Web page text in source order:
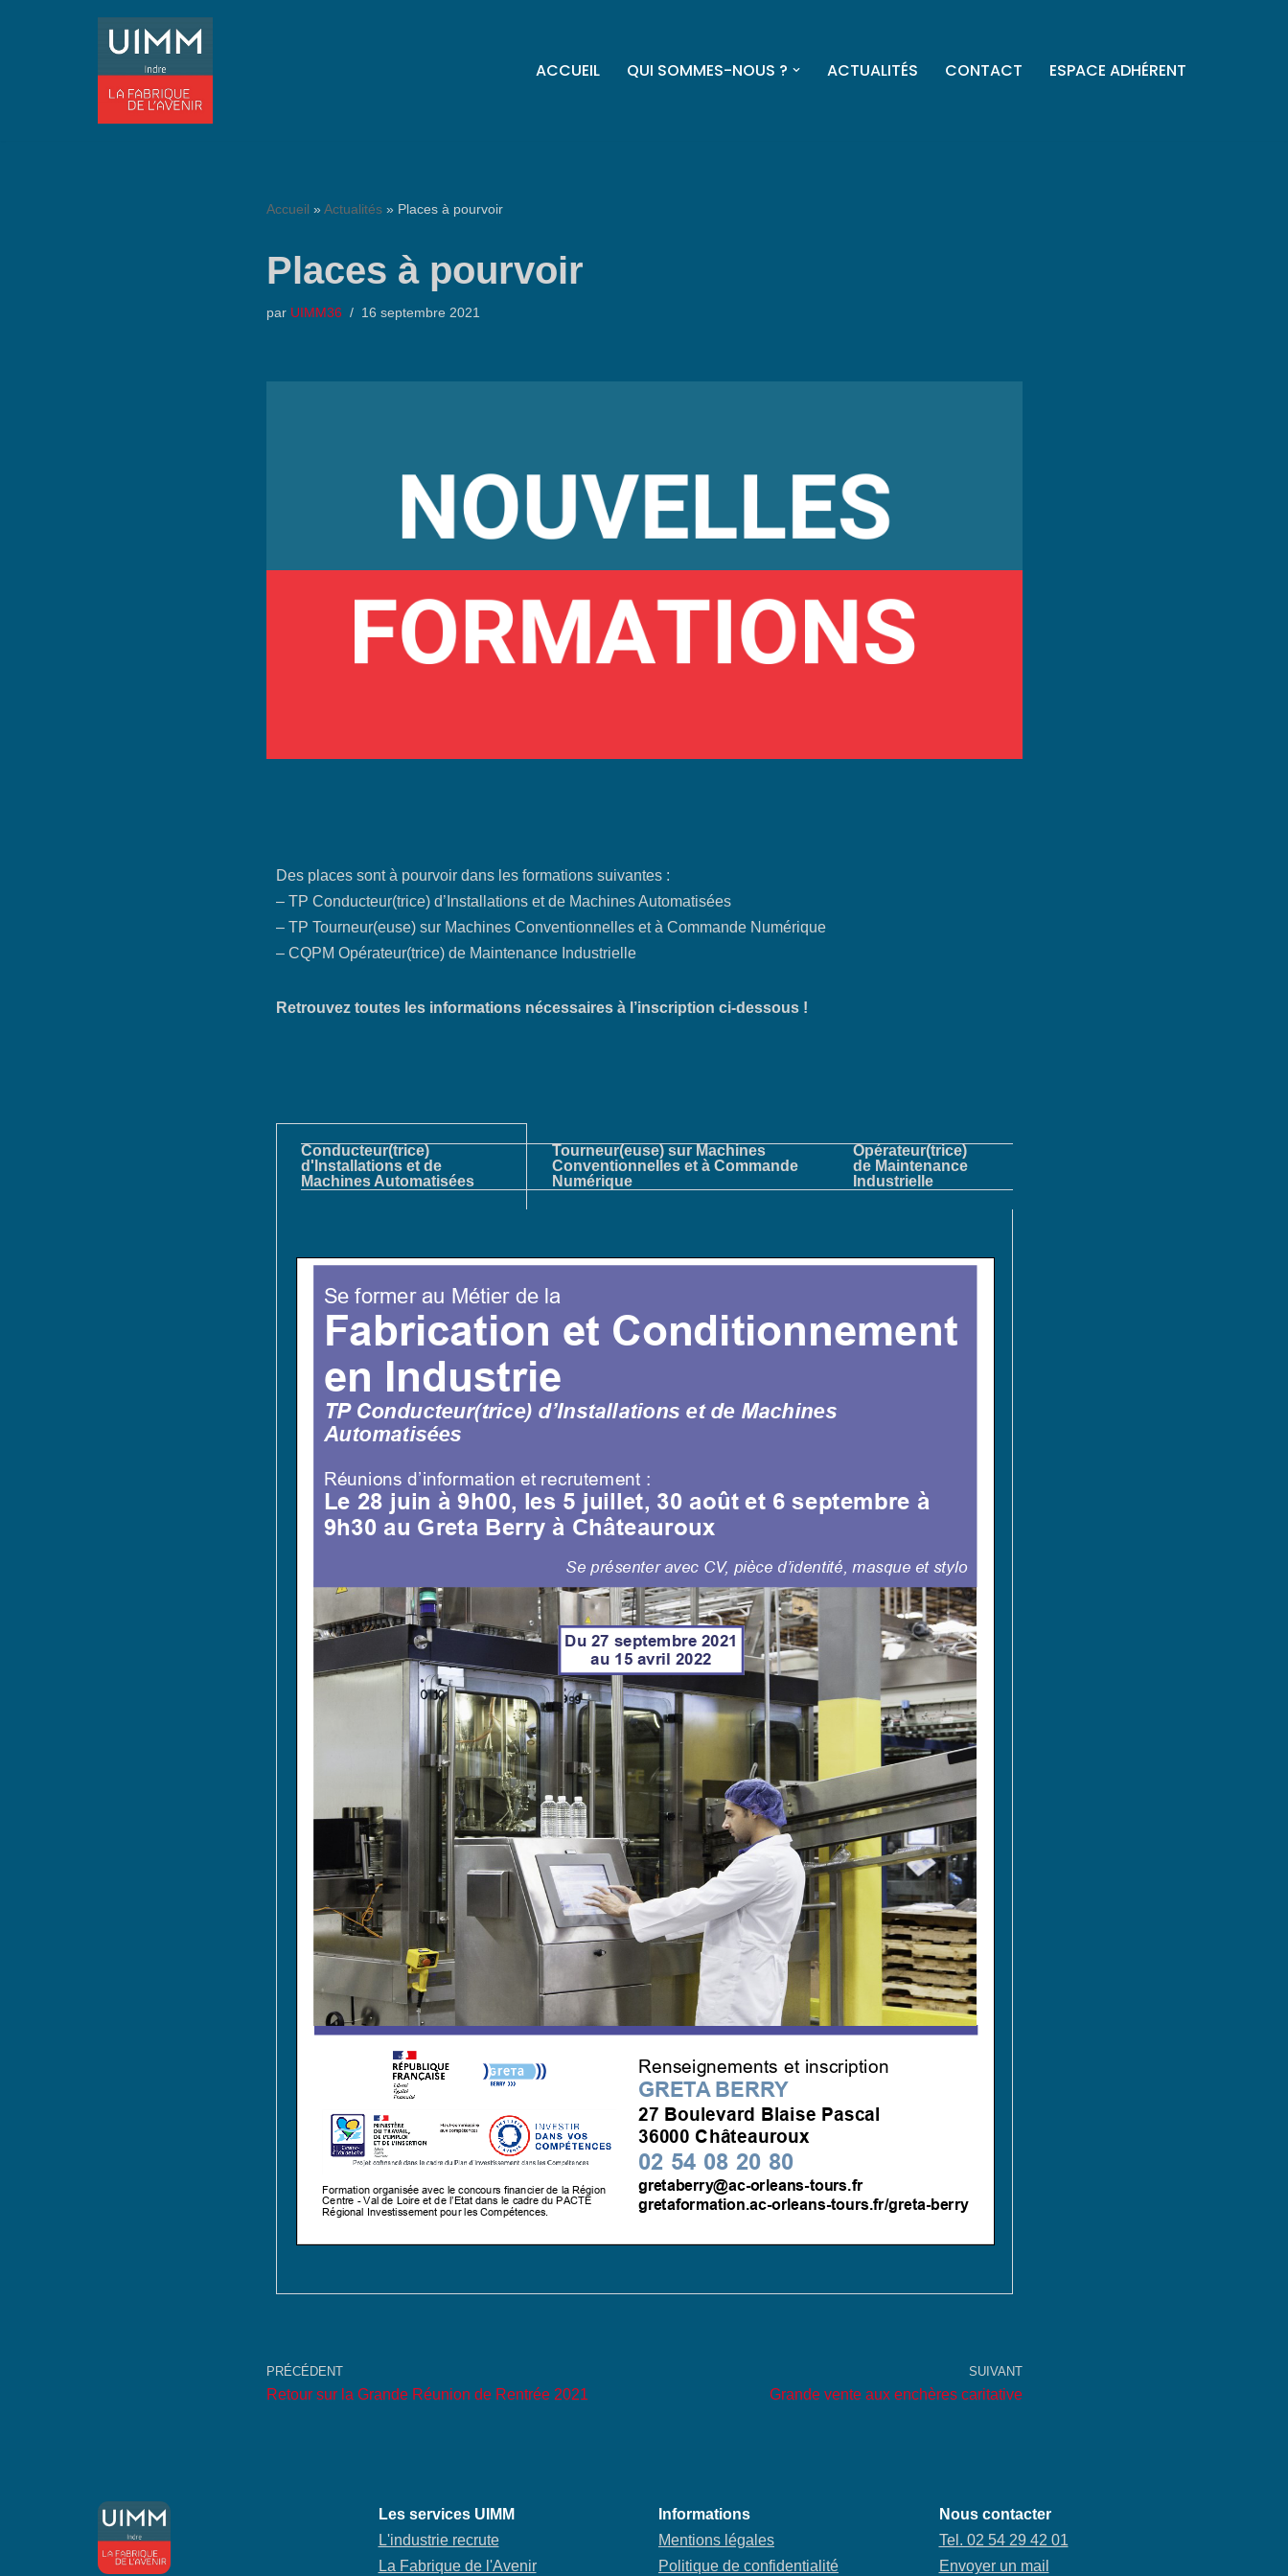
ACCUEIL QUI SOMMES-NOUS ? ACTUALITÉS CONTACT ESPACE ADHÉRENT
Accueil »Actualités» Places à pourvoir
Places à pourvoir
par UIMM36 16 septembre 2021
Des places sont à pourvoir dans les formations suivantes :
– TP Conducteur(trice) d’Installations et de Machines Automatisées
– TP Tourneur(euse) sur Machines Conventionnelles et à Commande Numérique
– CQPM Opérateur(trice) de Maintenance Industrielle
Retrouvez toutes les informations nécessaires à l’inscription ci-dessous !
Conducteur(trice)
d'Installations et de
Machines Automatisées
Tourneur(euse) sur Machines
Conventionnelles et à Commande
Numérique
Opérateur(trice)
de Maintenance
Industrielle
PRÉCÉDENT
Retour sur la Grande Réunion de Rentrée 2021
SUIVANT
Grande vente aux enchères caritative
Les services UIMM
L'industrie recrute
La Fabrique de l'Avenir
Informations
Mentions légales
Politique de confidentialité
Nous contacter
Tel. 02 54 29 42 01
Envoyer un mail